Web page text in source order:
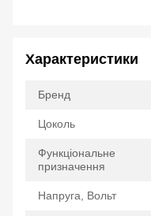
Характеристики
Бренд
Цоколь
Функціональне
призначення
Напруга, Вольт